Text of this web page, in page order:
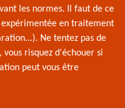
les normes. Il faut de ce
en traitement
Ne tentez pas de
risquez d'échouer si
peut vous être